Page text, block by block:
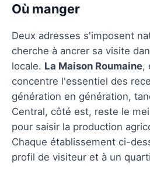
Où manger
Deux adresses s'imposent
cherche à ancrer sa visite
locale. La Maison Roumaine,
concentre l'essentiel des
génération en génération,
Central, côté est, reste le
pour saisir la production
Chaque établissement ci-
profil de visiteur et à un